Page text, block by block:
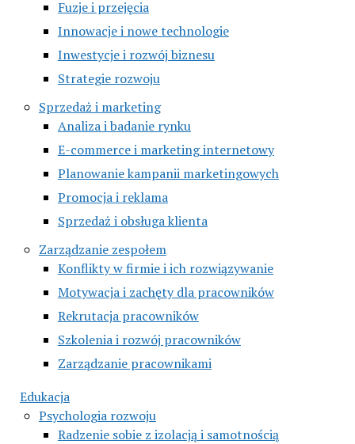
Fuzje i przejęcia
Innowacje i nowe technologie
Inwestycje i rozwój biznesu
Strategie rozwoju
Sprzedaż i marketing
Analiza i badanie rynku
E-commerce i marketing internetowy
Planowanie kampanii marketingowych
Promocja i reklama
Sprzedaż i obsługa klienta
Zarządzanie zespołem
Konflikty w firmie i ich rozwiązywanie
Motywacja i zachęty dla pracowników
Rekrutacja pracowników
Szkolenia i rozwój pracowników
Zarządzanie pracownikami
Edukacja
Psychologia rozwoju
Radzenie sobie z izolacją i samotnością